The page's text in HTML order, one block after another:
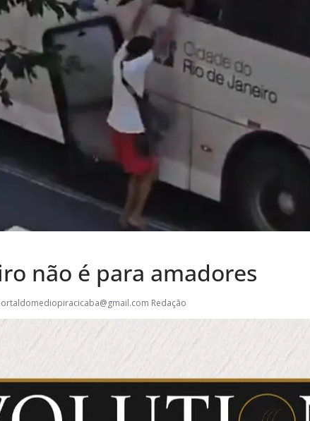
não é para amadores
Redação